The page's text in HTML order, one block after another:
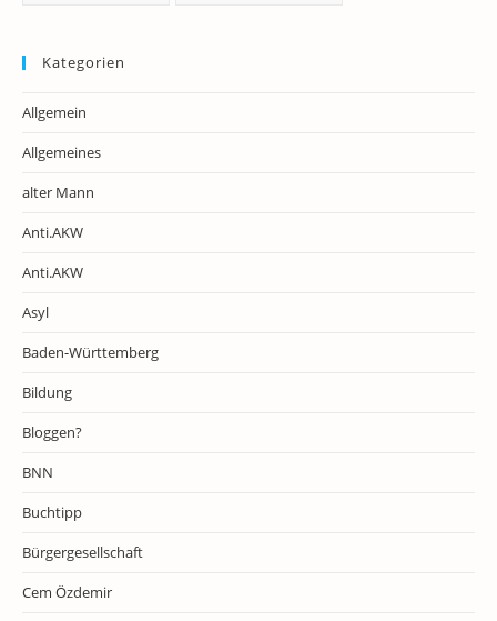
Kategorien
Allgemein
Allgemeines
alter Mann
Anti.AKW
Anti.AKW
Asyl
Baden-Württemberg
Bildung
Bloggen?
BNN
Buchtipp
Bürgergesellschaft
Cem Özdemir